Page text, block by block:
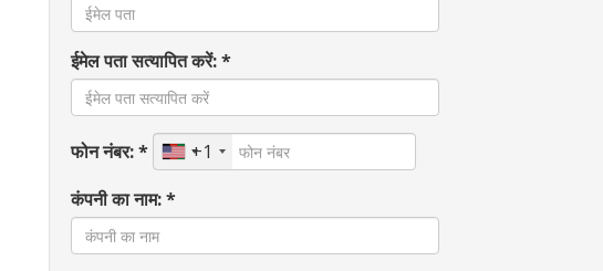
ईमेल पता सत्यापित करें: *
फोन नंबर: *
+1
कंपनी का नाम: *